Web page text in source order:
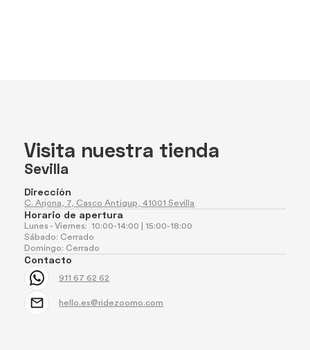
Visita nuestra tienda
Sevilla
Dirección
C. Arjona, 7, Casco Antigup, 41001 Sevilla
Horario de apertura
Lunes - Viernes: 10:00-14:00 | 15:00-18:00
Sábado: Cerrado
Domingo: Cerrado
Contacto
911 67 62 62
hello.es@ridezoomo.com